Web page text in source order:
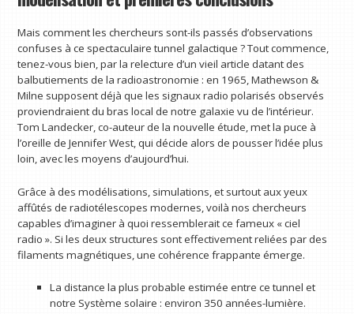
Mais comment les chercheurs sont-ils passés d’observations
confuses à ce spectaculaire tunnel galactique ? Tout commence,
tenez-vous bien, par la relecture d’un vieil article datant des
balbutiements de la radioastronomie : en 1965, Mathewson &
Milne supposent déjà que les signaux radio polarisés observés
proviendraient du bras local de notre galaxie vu de l’intérieur.
Tom Landecker, co-auteur de la nouvelle étude, met la puce à
l’oreille de Jennifer West, qui décide alors de pousser l’idée plus
loin, avec les moyens d’aujourd’hui.
Grâce à des modélisations, simulations, et surtout aux yeux
affûtés de radiotélescopes modernes, voilà nos chercheurs
capables d’imaginer à quoi ressemblerait ce fameux « ciel
radio ». Si les deux structures sont effectivement reliées par des
filaments magnétiques, une cohérence frappante émerge.
La distance la plus probable estimée entre ce tunnel et
notre Système solaire : environ 350 années-lumière.